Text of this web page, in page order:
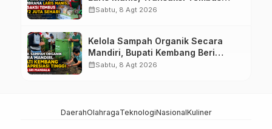
Rp.672 Juta Sehari
calendar_monthSabtu, 8 Agt 2026
Kelola Sampah Organik Secara
Mandiri, Bupati Kembang Beri
Apresiasi Tinggi Warga Sri
calendar_monthSabtu, 8 Agt 2026
DaerahOlahragaTeknologiNasionalKuliner